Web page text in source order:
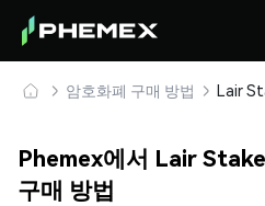
암호화폐 구매 방법
Phemex에서 Lair
구매 방법